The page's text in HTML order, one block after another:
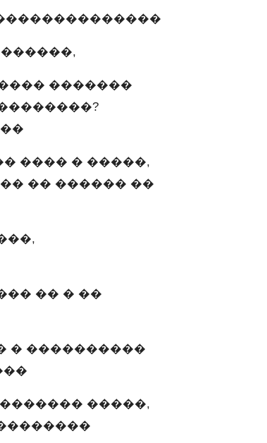
�������
���� � �����,
�� ������ ��
�� � ��
� ����������
�����,